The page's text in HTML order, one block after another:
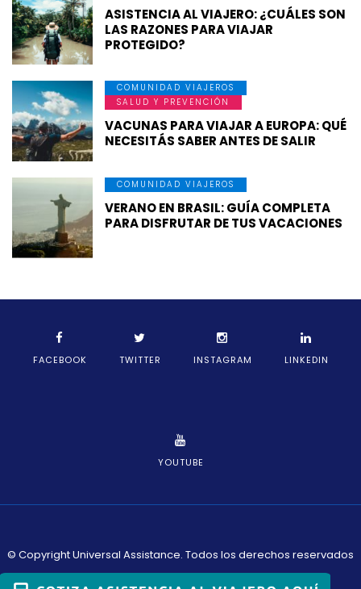
ASISTENCIA AL VIAJERO: ¿CUÁLES SON
LAS RAZONES PARA VIAJAR
PROTEGIDO?
COMUNIDAD VIAJEROS
SALUD Y PREVENCIÓN
VACUNAS PARA VIAJAR A EUROPA: QUÉ
NECESITÁS SABER ANTES DE SALIR
COMUNIDAD VIAJEROS
VERANO EN BRASIL: GUÍA COMPLETA
PARA DISFRUTAR DE TUS VACACIONES
FACEBOOK TWITTER INSTAGRAM LINKEDIN
YOUTUBE
© Copyright Universal Assistance. Todos los derechos reservados